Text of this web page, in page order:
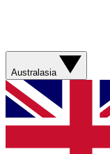
Australasia